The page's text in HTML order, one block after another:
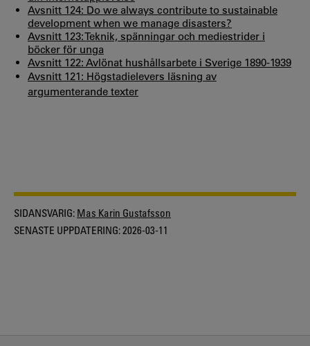
Avsnitt 124: Do we always contribute to sustainable
development when we manage disasters?
Avsnitt 123: Teknik, spänningar och mediestrider i
böcker för unga
Avsnitt 122: Avlönat hushållsarbete i Sverige 1890-1939
Avsnitt 121: Högstadielevers läsning av
argumenterande texter
SIDANSVARIG: Mas Karin Gustafsson
SENASTE UPPDATERING:2026-03-11